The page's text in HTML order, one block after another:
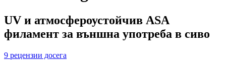
UV и атмосфероустойчив ASA
филамент за външна употреба в сиво
9 рецензии досега